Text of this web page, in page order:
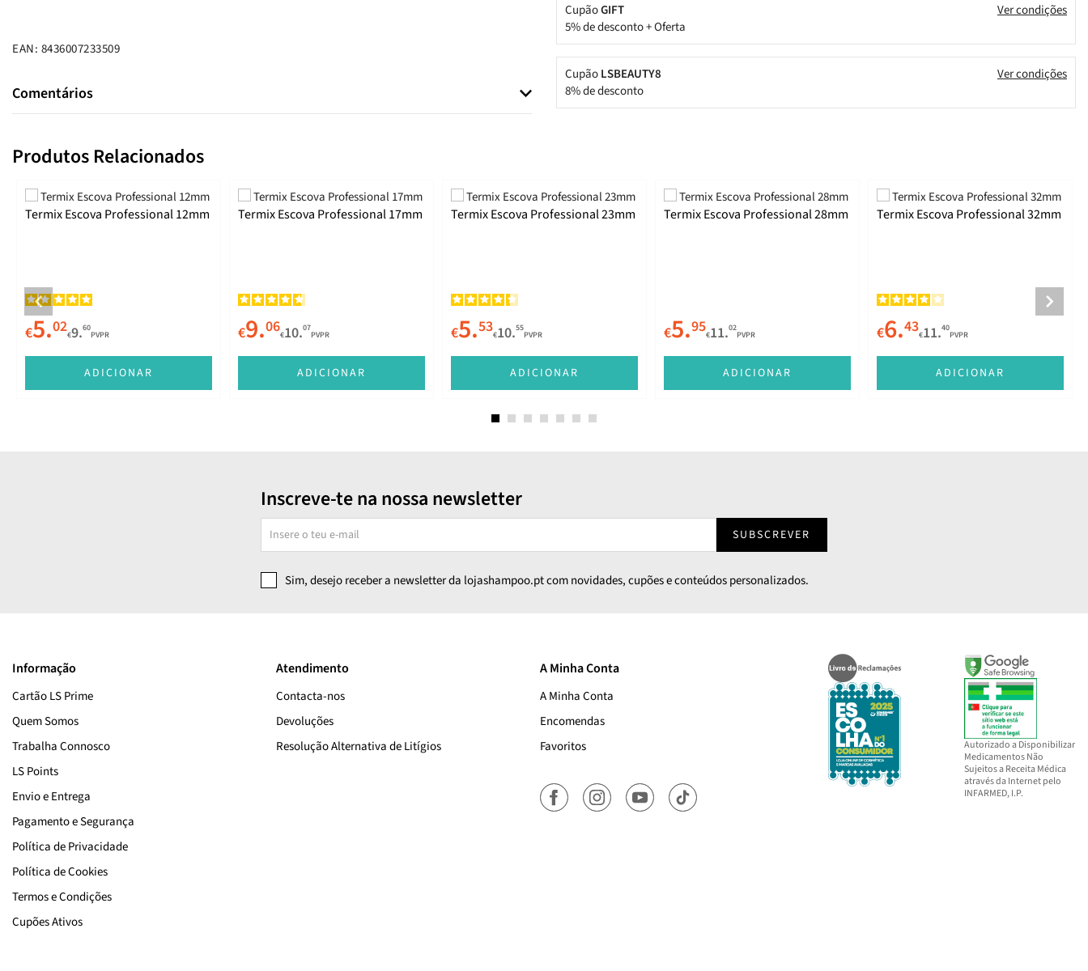
EAN: 8436007233509
Comentários
CupãoGIFT
5% de desconto + Oferta
Ver condições
CupãoLSBEAUTY8
8% de desconto
Ver condições
Produtos Relacionados
Termix Escova Professional 12mm
€5.02€9.60
PVPR
ADICIONAR
Termix Escova Professional 17mm
€9.06€10.07
PVPR
ADICIONAR
Termix Escova Professional 23mm
€5.53€10.55
PVPR
ADICIONAR
Termix Escova Professional 28mm
€5.95€11.02
PVPR
ADICIONAR
Termix Escova Professional 32mm
€6.43€11.40
PVPR
ADICIONAR
Inscreve-te na nossa newsletter
SUBSCREVER
Sim, desejo receber a newsletter da lojashampoo.pt com novidades, cupões e conteúdos personalizados.
Informação
Cartão LS Prime
Quem Somos
Trabalha Connosco
LS Points
Envio e Entrega
Pagamento e Segurança
Política de Privacidade
Política de Cookies
Termos e Condições
Cupões Ativos
Atendimento
Contacta-nos
Devoluções
Resolução Alternativa de Litígios
A Minha Conta
A Minha Conta
Encomendas
Favoritos
Autorizado a Disponibilizar
Medicamentos Não
Sujeitos a Receita Médica
através da Internet pelo
INFARMED, I.P.